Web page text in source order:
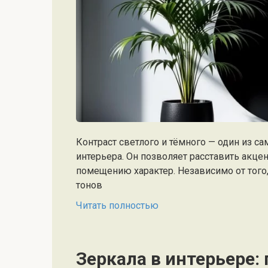
Контраст светлого и тёмного — один из
интерьера. Он позволяет расставить
помещению характер. Независимо от
тонов
Читать полностью
Зеркала в